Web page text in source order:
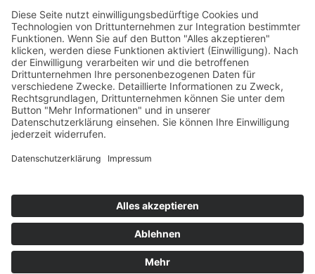
Kontakt Newsletter
Copyright© 2022-2026 Bewusst Brüggen -
Gemeindeverwaltung Brüggen der Bürgermeister.